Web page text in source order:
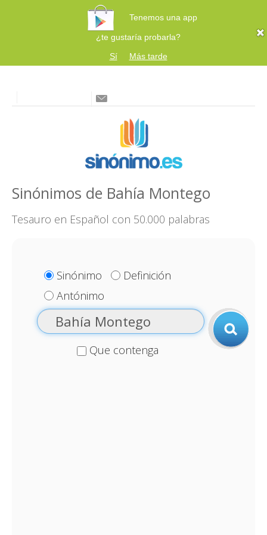
Tenemos una app
¿te gustaría probarla?
Sí
Más tarde
Sinónimos de Bahía Montego
Tesauro en Español con 50.000 palabras
Sinónimo
Definición
Antónimo
Que contenga